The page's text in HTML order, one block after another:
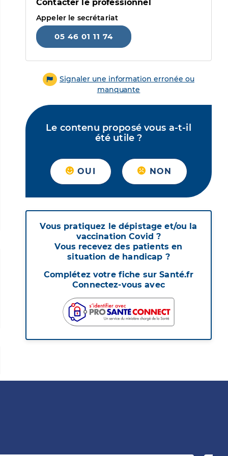
Contacter le professionnel
Appeler le secrétariat
05 46 01 11 74
Signaler une information erronée ou
manquante
Le contenu proposé vous a-t-il
été utile ?
OUI NON
Vous pratiquez le dépistage et/ou la
vaccination Covid ?
Vous recevez des patients en
situation de handicap ?
Complétez votre fiche sur Santé.fr
Connectez-vous avec